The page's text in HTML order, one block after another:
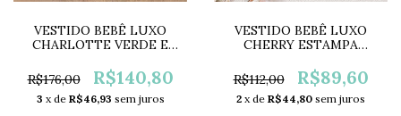
VESTIDO BEBÊ LUXO
CHARLOTTE VERDE E
R$176,00
R$140,80
3 x de R$46,93 sem juros
VESTIDO BEBÊ LUXO
CHERRY ESTAMPA
R$112,00
R$89,60
2 x de R$44,80 sem juros